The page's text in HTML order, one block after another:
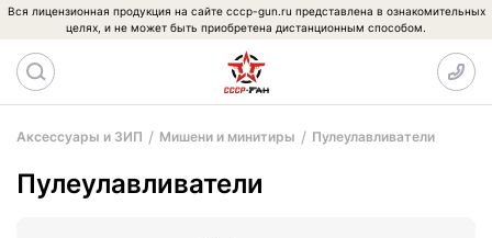
Вся лицензионная продукция на сайте cccp-gun.ru представлена в ознакомительных
целях, и не может быть приобретена дистанционным способом.
Аксессуары и ЗИП Мишени и минитиры Пулеулавливатели
Пулеулавливатели